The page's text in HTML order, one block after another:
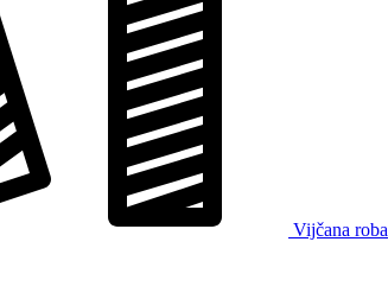
Vijčana roba